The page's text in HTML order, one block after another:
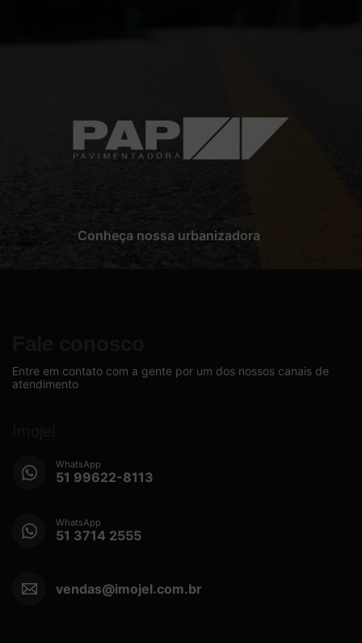
Conheça nossa urbanizadora
Entre em contato com a gente por um dos nossos canais de
atendimento
WhatsApp
51 99622-8113
WhatsApp
51 3714 2555
vendas@imojel.com.br